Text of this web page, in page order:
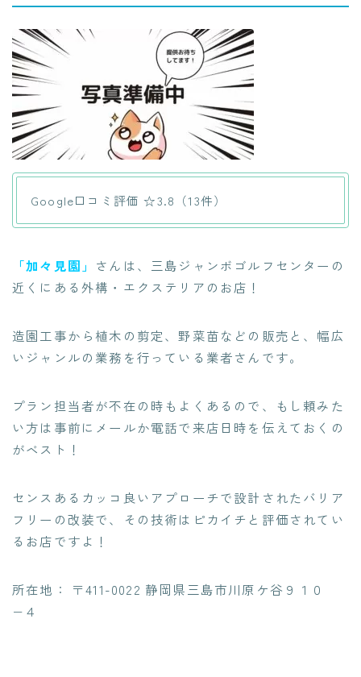
Google口コミ評価 ☆3.8（13件）
「加々見園」 さんは、三島ジャンボゴルフセンターの
近くにある外構・エクステリアのお店！
造園工事から植木の剪定、野菜苗などの販売と 、幅広
いジャンルの業務を行っている業者さんです。
プラン担当者が不在の時もよくあるので、もし頼みた
い方は事前にメールか電話で来店日時を伝えておくの
がベスト！
センスあるカッコ良いアプローチで設計された バリア
フリーの改装で、その技術はピカイチと評価されてい
るお店ですよ！
所在地： 〒411-0022 静岡県三島市川原ケ谷９１０
−４